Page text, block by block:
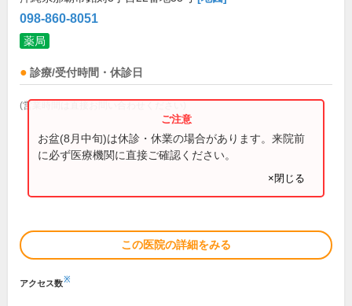
098-860-8051
薬局
診療/受付時間・休診日
(営業時間は直接お問い合わせください)
お盆(8月中旬)は休診・休業の場合があります。来院前
に必ず医療機関に直接ご確認ください。
×閉じる
この医院の詳細をみる
アクセス数※